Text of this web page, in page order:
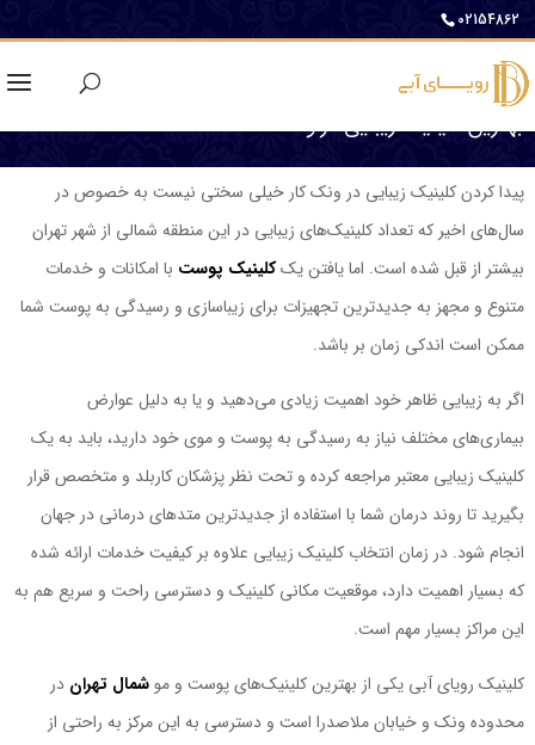
02154862
بهترین کلینیک زیبایی در ونک
پیدا کردن کلینیک زیبایی در ونک کار خیلی سختی نیست به خصوص در
سال‌های اخیر که تعداد کلینیک‌های زیبایی در این منطقه شمالی از شهر تهران
بیشتر از قبل شده است. اما یافتن یککلینیک پوست با امکانات و خدمات
متنوع و مجهز به جدیدترین تجهیزات برای زیباسازی و رسیدگی به پوست شما
ممکن است اندکی زمان بر باشد.
اگر به زیبایی ظاهر خود اهمیت زیادی می‌دهید و یا به دلیل عوارض
بیماری‌های مختلف نیاز به رسیدگی به پوست و موی خود دارید، باید به یک
کلینیک زیبایی معتبر مراجعه کرده و تحت نظر پزشکان کاربلد و متخصص قرار
بگیرید تا روند درمان شما با استفاده از جدیدترین متدهای درمانی در جهان
انجام شود. در زمان انتخاب کلینیک زیبایی علاوه بر کیفیت خدمات ارائه شده
که بسیار اهمیت دارد، موقعیت مکانی کلینیک و دسترسی راحت و سریع هم به
این مراکز بسیار مهم است.
کلینیک رویای آبی یکی از بهترین کلینیک‌های پوست و موشمال تهران در
محدوده ونک و خیابان ملاصدرا است و دسترسی به این مرکز به راحتی از